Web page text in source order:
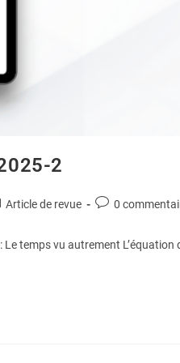
2
Article de revue 0
temps vu autrement